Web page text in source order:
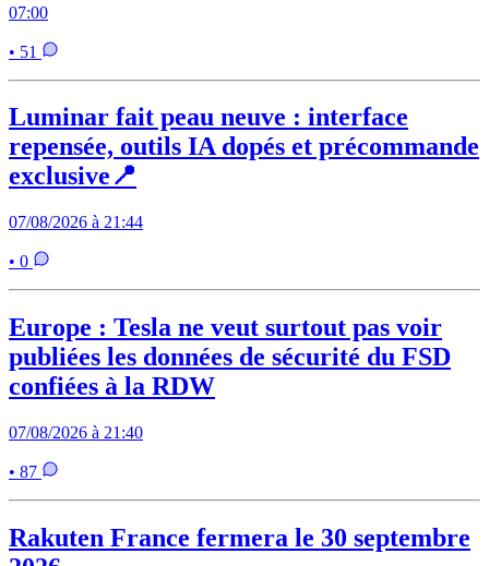
07:00
• 51
Luminar fait peau neuve : interface
repensée, outils IA dopés et précommande
exclusive📍
07/08/2026 à 21:44
• 0
Europe : Tesla ne veut surtout pas voir
publiées les données de sécurité du FSD
confiées à la RDW
07/08/2026 à 21:40
• 87
Rakuten France fermera le 30 septembre